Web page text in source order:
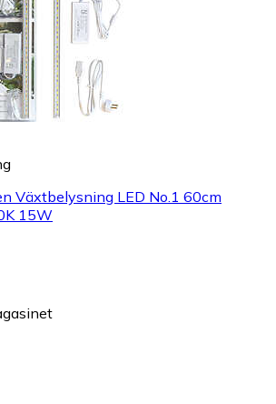
Växtbelysning LED No.1 60cm
15W